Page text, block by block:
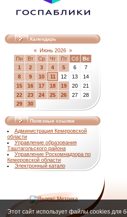
Календарь
« Июнь 2026 »
Пн
Вт Ср Чт Пт Сб
Вс
1
2 3 4 5 6
7
8
9 10 11 12 13
14
15
16 17 18 19 20
21
22
23 24 25 26 27
28
29
30
Полезные ссылки
Администрация Кемеровской
области
Управление образования
Таштагольского района
Управление Роскомнадзора по
Кемеровской области
Электронный катало
Этот сайт использует файлы cookies для